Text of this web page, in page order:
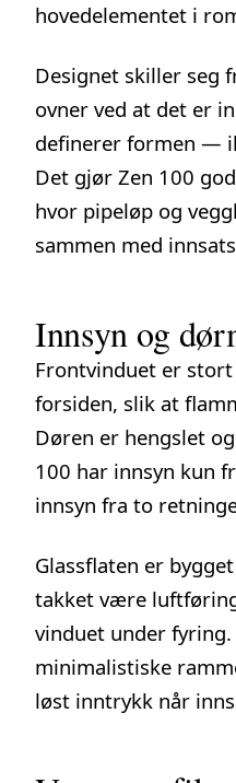
hovedelementet i
Designet skiller seg
ovner ved at det er
definerer formen —
Det gjør Zen 100
hvor pipeløp og
sammen med
Innsyn og
Frontvinduet er
forsiden, slik at
Døren er hengslet
100 har innsyn kun
innsyn fra to
Glassflaten er
takket være
vinduet under
minimalistiske
løst inntrykk når